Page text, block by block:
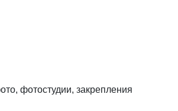
фотостудии, закрепления